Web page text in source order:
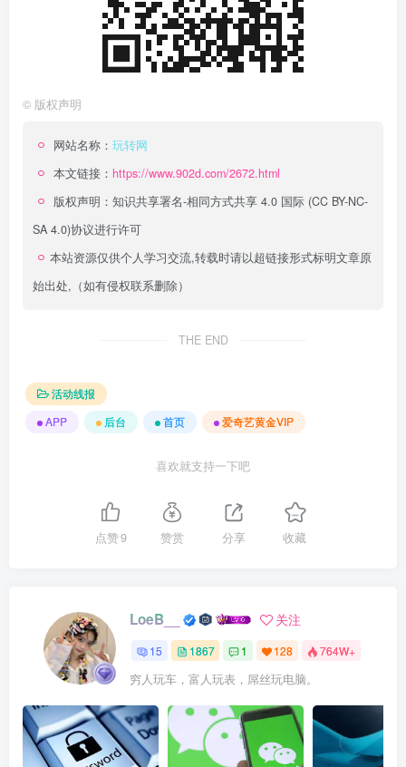
© 版权声明
网站名称： 玩转网
本文链接： https://www.902d.com/2672.html
版权声明： 知识共享署名-相同方式共享 4.0 国际 (CC BY-NC-
SA 4.0)协议进行许可
本站资源仅供个人学习交流,转载时请以超链接形式标明文章原
始出处,（如有侵权联系删除）
THE END
活动线报
APP
后台 首页 爱奇艺黄金VIP
喜欢就支持一下吧
点赞9 赞赏 分享 收藏
LoeB__ 关注
15 1867 1 128 764W+
穷人玩车，富人玩表，屌丝玩电脑。